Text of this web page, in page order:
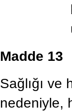
Madde 13
Sağlığı ve
nedeniyle,